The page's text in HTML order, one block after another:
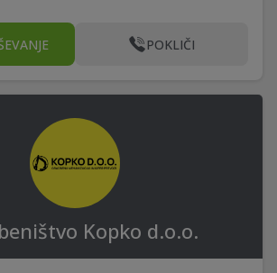
POKLIČI
Kopko d.o.o.